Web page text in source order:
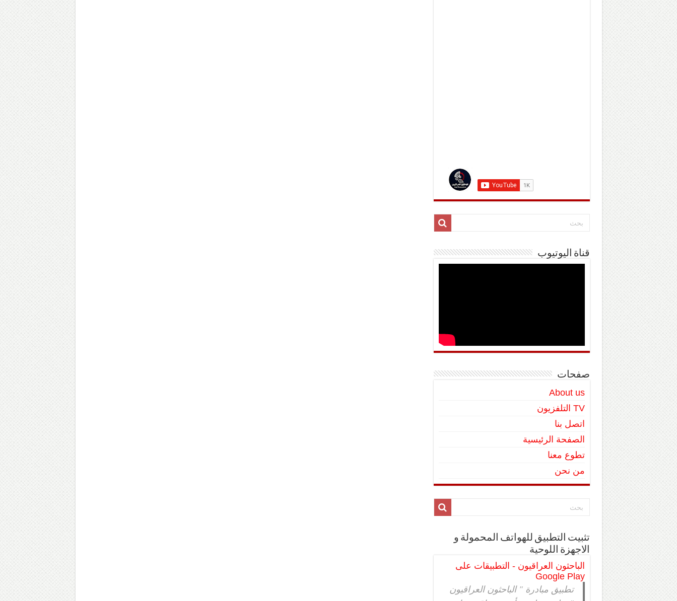
قناة اليوتيوب
صفحات
About us
TV التلفزيون
اتصل بنا
الصفحة الرئيسية
تطوع معنا
من نحن
تثبيت التطبيق للهواتف المحمولة و
الاجهزة اللوحية
الباحثون العراقيون - التطبيقات على
Google Play
تطبيق مبادرة " الباحثون العراقيون